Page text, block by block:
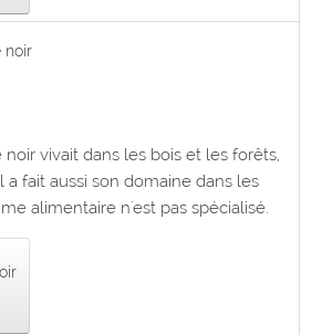
noir
vivait dans les bois et les forêts,
a fait aussi son domaine dans les
alimentaire n'est pas spécialisé.